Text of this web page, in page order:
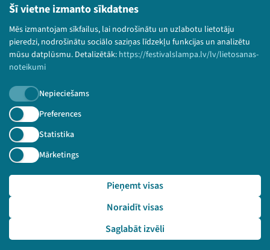
Šī vietne izmanto sīkdatnes
Mēs izmantojam sīkfailus, lai nodrošinātu un uzlabotu lietotāju
pieredzi, nodrošinātu sociālo saziņas līdzekļu funkcijas un analizētu
mūsu datplūsmu. Detalizētāk: https://festivalslampa.lv/lv/lietosanas-
noteikumi
Nepieciešams
Preferences
Statistika
Mārketings
Saglabāt izvēli
Noraidīt visas
Pieņemt visas
Bērnu aizsardzības politika
© 2026 Sarunu festivāls LAMPA Visas tiesības
paturētas.
Piesakies jaunumiem!
Nepalaid garām aktuālāko informāciju!
🔗 https://festivalslampa.lv/lv/video-arhivs/1693?sp